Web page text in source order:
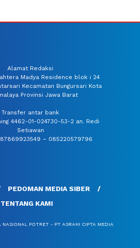
Alamat Redaksi
Madya Residence blok i 24
Kecamatan Bungursari Kota
Provinsi Jawa Barat
Transfer antar bank
4462-01-024730-53-2 an. Redi
Setiawan
– 085220579796
PEDOMAN MEDIA SIBER
TENTANG KAMI
POTRET - PT ASRAHI CIPTA MEDIA